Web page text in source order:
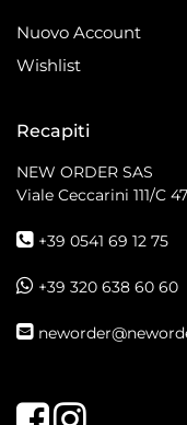
Nuovo Account
Wishlist
Recapiti
NEW ORDER SAS
Viale Ceccarini 111/C
+39 0541 69 12 75
+39 320 638 60 60
FacebookInstagram